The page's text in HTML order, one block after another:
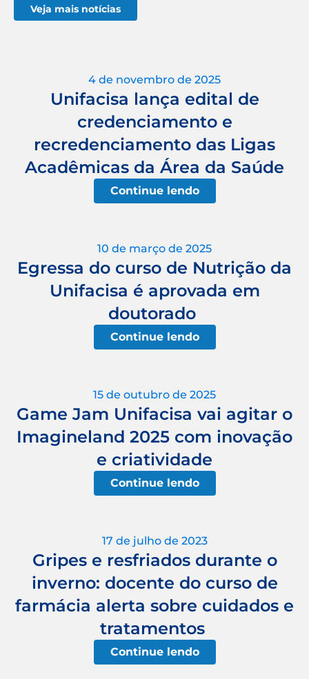
Veja mais notícias
4 de novembro de 2025
Unifacisa lança edital de
credenciamento e
recredenciamento das Ligas
Acadêmicas da Área da Saúde
Continue lendo
10 de março de 2025
Egressa do curso de Nutrição da
Unifacisa é aprovada em
doutorado
Continue lendo
15 de outubro de 2025
Game Jam Unifacisa vai agitar o
Imagineland 2025 com inovação
e criatividade
Continue lendo
17 de julho de 2023
Gripes e resfriados durante o
inverno: docente do curso de
farmácia alerta sobre cuidados e
tratamentos
Continue lendo